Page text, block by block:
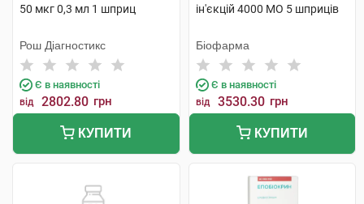
50 мкг 0,3 мл 1 шприц
Рош Діагностикс
Є в наявності
від 2802.80 грн
КУПИТИ
ін'єкцій 4000 МО 5 шприців
Біофарма
Є в наявності
від 3530.30 грн
КУПИТИ